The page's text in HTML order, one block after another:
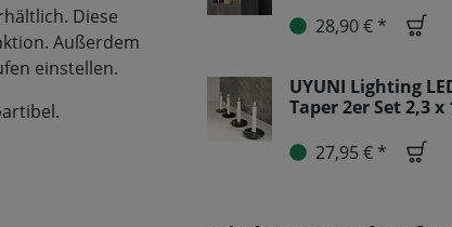
Diese
Außerdem
einstellen.
28,90 € *
UYUNI Lighting
Taper 2er Set 2,3
27,95 € *